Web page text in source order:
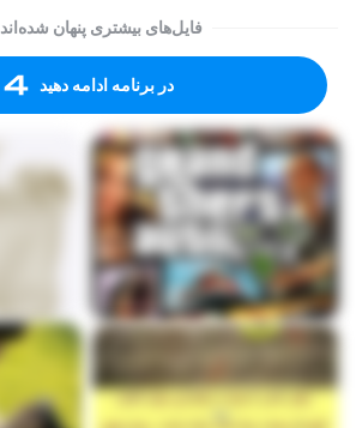
فایل‌های بیشتری پنهان شده‌اند
در برنامه ادامه دهید